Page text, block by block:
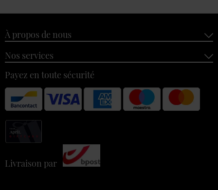
À propos de nous
Nos services
Payez en toute sécurité
Livraison par